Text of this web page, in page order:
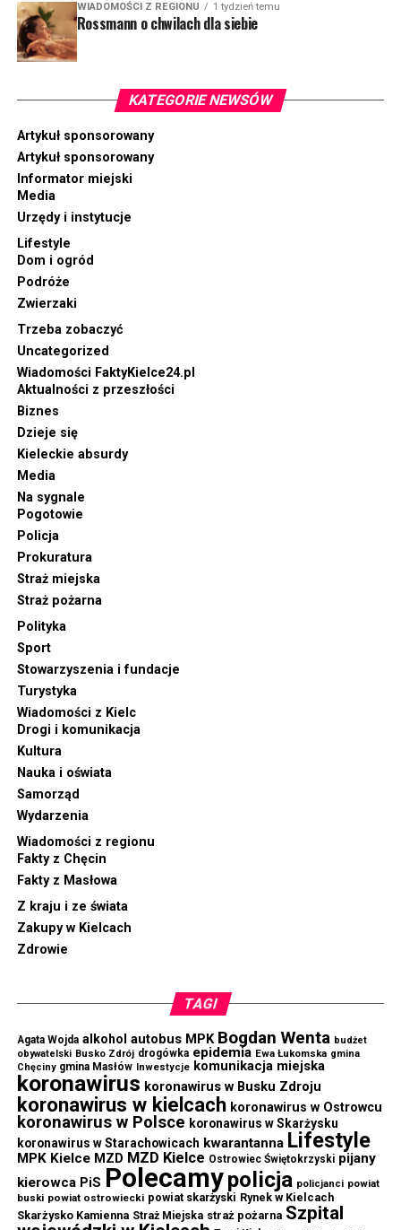
WIADOMOŚCI Z REGIONU 1 tydzień temu
Rossmann o chwilach dla siebie
KATEGORIE NEWSÓW
Artykuł sponsorowany
Artykuł sponsorowany
Informator miejski
Media
Urzędy i instytucje
Lifestyle
Dom i ogród
Podróże
Zwierzaki
Trzeba zobaczyć
Uncategorized
Wiadomości FaktyKielce24.pl
Aktualności z przeszłości
Biznes
Dzieje się
Kieleckie absurdy
Media
Na sygnale
Pogotowie
Policja
Prokuratura
Straż miejska
Straż pożarna
Polityka
Sport
Stowarzyszenia i fundacje
Turystyka
Wiadomości z Kielc
Drogi i komunikacja
Kultura
Nauka i oświata
Samorząd
Wydarzenia
Wiadomości z regionu
Fakty z Chęcin
Fakty z Masłowa
Z kraju i ze świata
Zakupy w Kielcach
Zdrowie
TAGI
Agata Wojda alkohol autobus MPK Bogdan Wenta budżet
obywatelski Busko Zdrój drogówka epidemia Ewa Łukomska gmina
Chęciny gmina Masłów Inwestycje komunikacja miejska
koronawirus koronawirus w Busku Zdroju
koronawirus w kielcach koronawirus w Ostrowcu
koronawirus w Polsce koronawirus w Skarżysku
koronawirus w Starachowicach kwarantanna Lifestyle
MPK Kielce MZD MZD Kielce Ostrowiec Świętokrzyski pijany
kierowca PiS Polecamypolicja policjanci powiat
buski powiat ostrowiecki powiat skarżyski Rynek w Kielcach
Skarżysko Kamienna Straż Miejska straż pożarna Szpital